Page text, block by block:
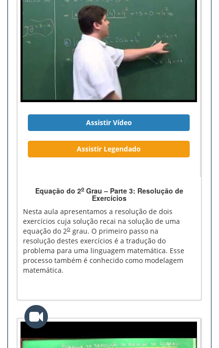
Assistir Vídeo
Assistir Legendado
Equação do 2o Grau – Parte 3: Resolução de
Exercícios
Nesta aula apresentamos a resolução de dois
exercícios cuja solução recai na solução de uma
equação do 2o grau. O primeiro passo na
resolução destes exercícios é a tradução do
problema para uma linguagem matemática. Esse
processo também é conhecido como modelagem
matemática.